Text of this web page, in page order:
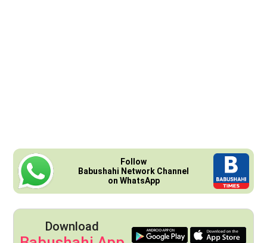
Follow
Babushahi Network Channel
on WhatsApp
Download